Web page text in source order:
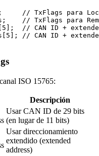
// TxFlags para
// TxFlags para
// CAN ID +
// CAN ID +
ISO 15765:
Descripción
Usar CAN ID de 29 bits
(en lugar de 11 bits)
Usar direccionamiento
extendido (extended
address)